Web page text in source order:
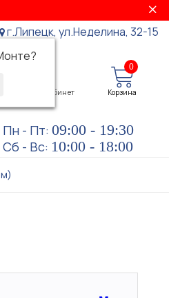
?
г.Липецк, ул.Неделина, 32-15
Личный кабинет
0
Корзина
Пн - Пт: 09:00 - 19:30
Сб - Вс: 10:00 - 18:00